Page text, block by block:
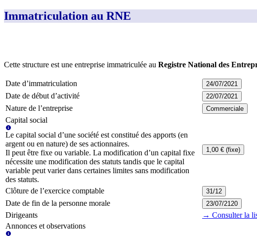
Immatriculation au RNE
Cette structure est une entreprise immatriculée au Registre National des
Date d’immatriculation 24/07/2021
Date de début d’activité 22/07/2021
Nature de l’entreprise Commerciale
Capital social
Le capital social d’une société est constitué des apports (en
argent ou en nature) de ses actionnaires.
Il peut être fixe ou variable. La modification d’un capital fixe
nécessite une modification des statuts tandis que le capital
variable peut varier dans certaines limites sans modification
des statuts.
1,00 € (fixe)
Clôture de l’exercice comptable 31/12
Date de fin de la personne morale 23/07/2120
Dirigeants
→ Consulter la
Annonces et observations